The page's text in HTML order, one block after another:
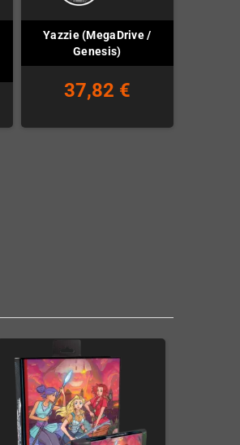
Yazzie (MegaDrive /
Genesis)
37,82 €